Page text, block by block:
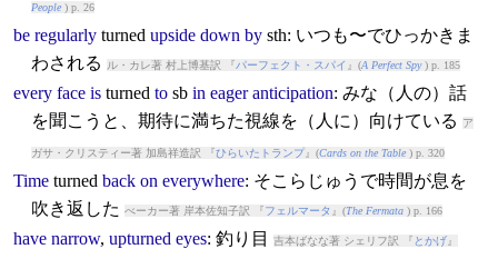
People) p. 26
be regularly turned upside down bysth: いつも〜でひっかきま
わされる
ル・カレ著 村上博基訳 『パーフェクト・スパイ 』(A Perfect Spy) p. 185
every face is turned tosb in eager anticipation: みな（人の）話
を聞こうと、期待に満ちた視線を（人に）向けている
ア
ガサ・クリスティー著 加島祥造訳 『ひらいたトランプ』(Cards on the Table) p. 320
Time turned back on everywhere: そこらじゅうで時間が息を
吹き返した べーカー著 岸本佐知子訳 『フェルマータ 』(The Fermata) p. 166
have narrow, upturned eyes: 釣り目 吉本ばなな著 シェリフ訳 『 とかげ』